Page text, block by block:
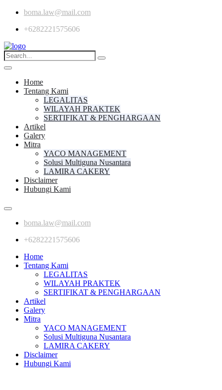
boma.law@mail.com
+6282221575606
Home
Tentang Kami
LEGALITAS
WILAYAH PRAKTEK
SERTIFIKAT & PENGHARGAAN
Artikel
Galery
Mitra
YACO MANAGEMENT
Solusi Multiguna Nusantara
LAMIRA CAKERY
Disclaimer
Hubungi Kami
boma.law@mail.com
+6282221575606
Home
Tentang Kami
LEGALITAS
WILAYAH PRAKTEK
SERTIFIKAT & PENGHARGAAN
Artikel
Galery
Mitra
YACO MANAGEMENT
Solusi Multiguna Nusantara
LAMIRA CAKERY
Disclaimer
Hubungi Kami